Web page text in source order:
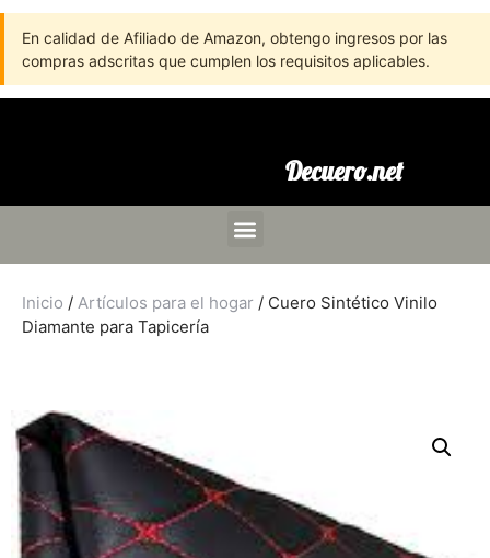
En calidad de Afiliado de Amazon, obtengo ingresos por las
compras adscritas que cumplen los requisitos aplicables.
Decuero.net
Inicio / Artículos para el hogar / Cuero Sintético Vinilo
Diamante para Tapicería